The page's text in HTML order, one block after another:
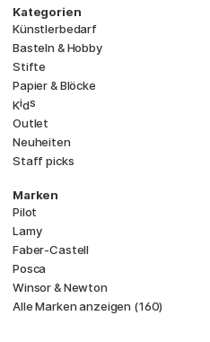
Kategorien
Künstlerbedarf
Basteln & Hobby
Stifte
Papier & Blöcke
Kids
Outlet
Neuheiten
Staff picks
Marken
Pilot
Lamy
Faber-Castell
Posca
Winsor & Newton
Alle Marken anzeigen (160)